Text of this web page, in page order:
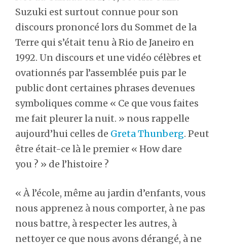
Suzuki est surtout connue pour son
discours prononcé lors du Sommet de la
Terre qui s’était tenu à Rio de Janeiro en
1992. Un discours et une vidéo célèbres et
ovationnés par l’assemblée puis par le
public dont certaines phrases devenues
symboliques comme « Ce que vous faites
me fait pleurer la nuit. » nous rappelle
aujourd’hui celles de Greta Thunberg. Peut
être était-ce là le premier « How dare
you ? » de l’histoire ?
« À l’école, même au jardin d’enfants, vous
nous apprenez à nous comporter, à ne pas
nous battre, à respecter les autres, à
nettoyer ce que nous avons dérangé, à ne